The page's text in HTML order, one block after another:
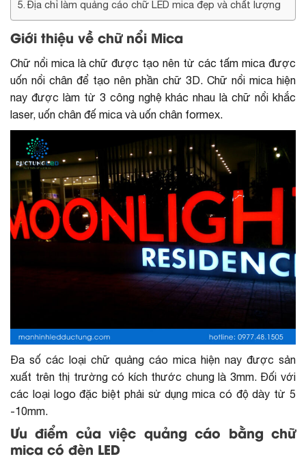
Địa chỉ làm quảng cáo chữ LED mica đẹp và chất lượng
Giới thiệu về chữ nổi Mica
Chữ nổi mica là chữ được tạo nên từ các tấm mica được
uốn nổi chân để tạo nên phần chữ 3D. Chữ nổi mica hiện
nay được làm từ 3 công nghệ khác nhau là chữ nổi khắc
laser, uốn chân đế mica và uốn chân formex.
Đa số các loại chữ quảng cáo mica hiện nay được sản
xuất trên thị trường có kích thước chung là 3mm. Đối với
các loại logo đặc biệt phải sử dụng mica có độ dày từ 5
-10mm.
Ưu điểm của việc quảng cáo bằng chữ
mica có đèn LED